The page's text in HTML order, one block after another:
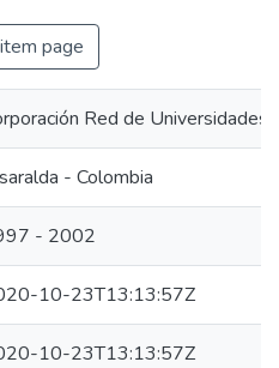
page
Red de Universidades
- Colombia
- 2002
10-23T13:13:57Z
10-23T13:13:57Z